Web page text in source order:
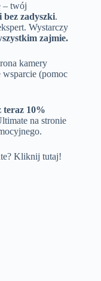
– twój
bez zadyszki.
Wystarczy
zajmie.
kamery
wsparcie (pomoc
teraz 10%
na stronie
Kliknij tutaj!